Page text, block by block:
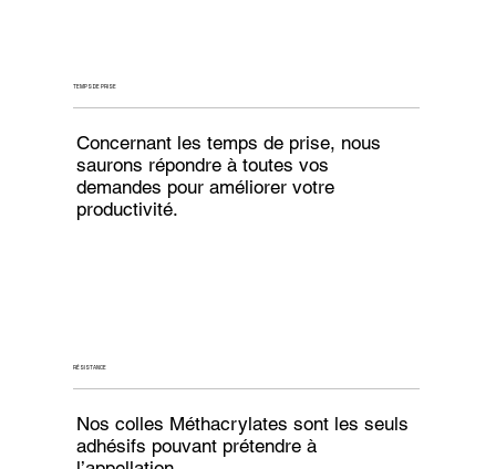
Concernant les temps de prise, nous
saurons répondre à toutes vos
demandes pour améliorer votre
productivité.
TEMPS DE PRISE
Nos colles Méthacrylates sont les seuls
adhésifs pouvant prétendre à
RÉSISTANCE